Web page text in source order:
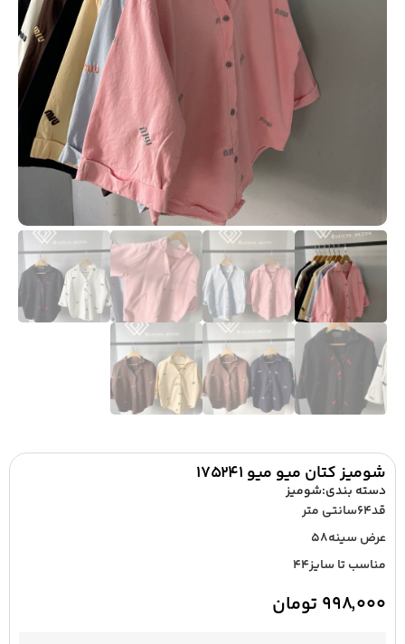
شومیز کتان میو میو ۱۷۵۲۴۱
دسته بندی:شومیز
قد۶۴سانتی متر
عرض سینه۵۸
مناسب تا سایز۴۴
۹۹۸,۰۰۰ تومان